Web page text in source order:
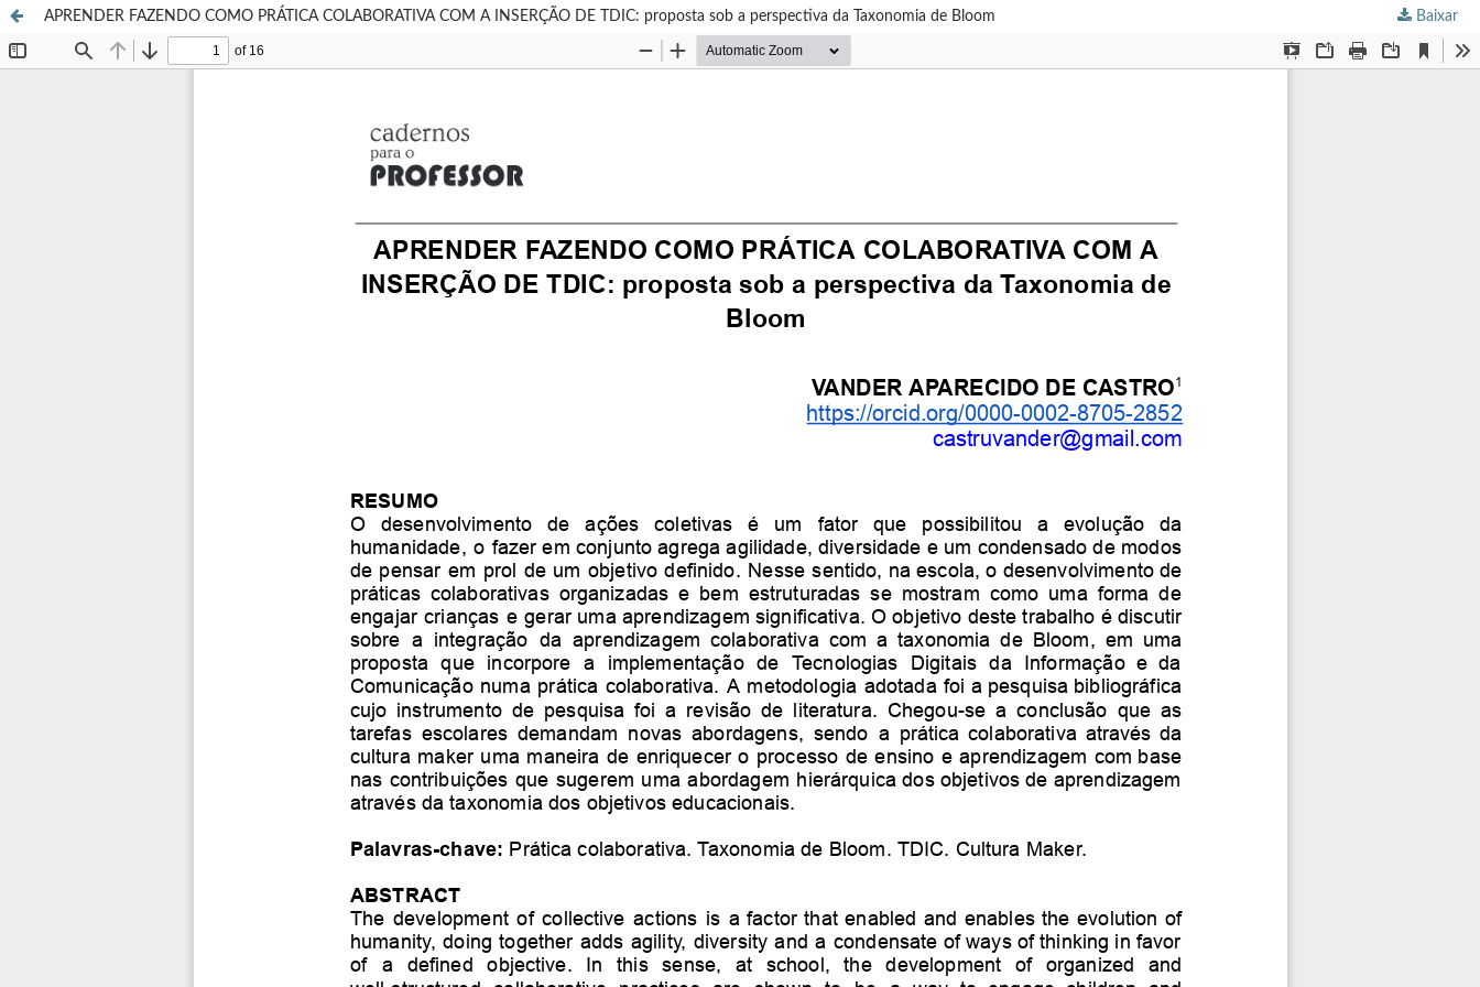
APRENDER FAZENDO COMO PRÁTICA COLABORATIVA COM A INSERÇÃO DE TDIC: proposta sob a perspectiva da Taxonomia de Bloom Baixar